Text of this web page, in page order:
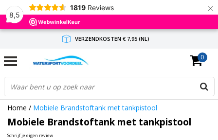
8,5
1819 Reviews ×
VERZENDKOSTEN € 7,95 (NL)
GRATIS VERZENDING(NL) VANAF € 65,-
BINNEN 1-3 WERKDAGEN ANTWOORD
0
Home / Mobiele Brandstoftank met tankpistool
Mobiele Brandstoftank met tankpistool
Schrijf je eigen review